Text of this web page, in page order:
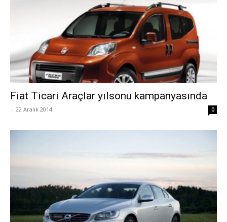
Fiat Ticari Araçlar yılsonu kampanyasında
- 22 Aralık 2014 0